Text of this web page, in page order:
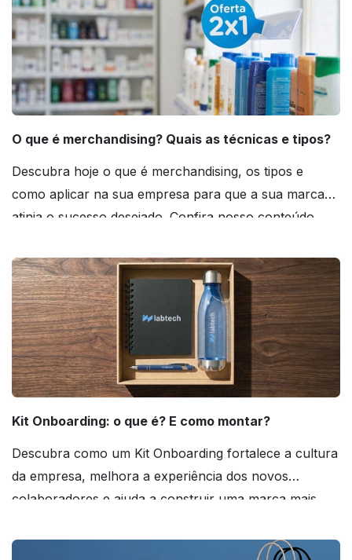
O que é merchandising? Quais as técnicas e tipos?
Descubra hoje o que é merchandising, os tipos e
como aplicar na sua empresa para que a sua marca
atinja o sucesso desejado. Confira nosso conteúdo
Kit Onboarding: o que é? E como montar?
Descubra como um Kit Onboarding fortalece a cultura
da empresa, melhora a experiência dos novos
colaboradores e ajuda a construir uma marca mais